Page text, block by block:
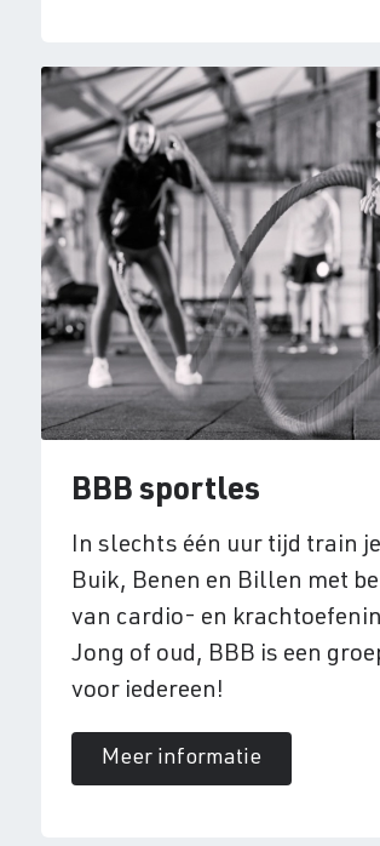
BBB sportles
In slechts één uur tijd train
Buik, Benen en Billen met
van cardio- en
Jong of oud, BBB is een
voor iedereen!
Meer informatie